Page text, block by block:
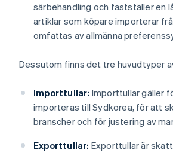
särbehandling och fastställer en
artiklar som köpare importerar
omfattas av allmänna
Dessutom finns det tre huvudtyper
Importtullar: Importtullar gäller
importeras till Sydkorea, för att
branscher och för justering av
Exporttullar: Exporttullar är